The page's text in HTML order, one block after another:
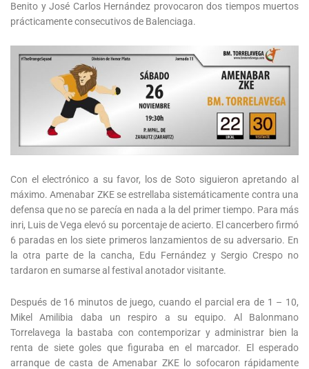
Benito y José Carlos Hernández provocaron dos tiempos muertos
prácticamente consecutivos de Balenciaga.
Con el electrónico a su favor, los de Soto siguieron apretando al
máximo. Amenabar ZKE se estrellaba sistemáticamente contra una
defensa que no se parecía en nada a la del primer tiempo. Para más
inri, Luis de Vega elevó su porcentaje de acierto. El cancerbero firmó
6 paradas en los siete primeros lanzamientos de su adversario. En
la otra parte de la cancha, Edu Fernández y Sergio Crespo no
tardaron en sumarse al festival anotador visitante.
Después de 16 minutos de juego, cuando el parcial era de 1 – 10,
Mikel Amilibia daba un respiro a su equipo. Al Balonmano
Torrelavega la bastaba con contemporizar y administrar bien la
renta de siete goles que figuraba en el marcador. El esperado
arranque de casta de Amenabar ZKE lo sofocaron rápidamente